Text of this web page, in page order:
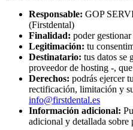
Responsable: GOP
(Firstdental)
Finalidad: poder
Legitimación: tu
Destinatario: tus datos se
proveedor de hosting -,
Derechos: podrás ejercer
rectificación, limitación y
info@firstdental.es
Información adicional:
adicional y detallada sobre